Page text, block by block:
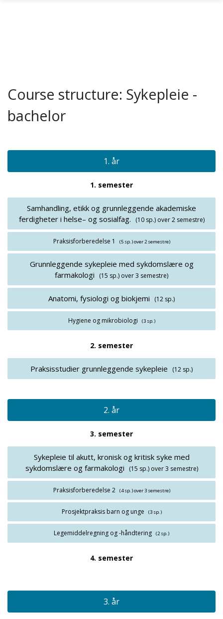
Course structure: Sykepleie -
bachelor
1. år
1. semester
Samhandling, etikk og grunnleggende akademiske
ferdigheter i helse– og sosialfag.
(10 sp.)over 2 semestre)
Praksisforberedelse 1 (5 sp.)over 2 semestre)
Grunnleggende sykepleie med sykdomslære og
farmakologi
(15 sp.) over 3 semestre)
Anatomi, fysiologi og biokjemi (12 sp.)
Hygiene og mikrobiologi (3 sp.)
2. semester
Praksisstudier grunnleggende sykepleie (12 sp.)
2. år
3. semester
Sykepleie til akutt, kronisk og kritisk syke med
sykdomslære og farmakologi
(15 sp.)over 3 semestre)
Praksisforberedelse 2 (4 sp.)over 3 semestre)
Prosjektpraksis barn og unge (3 sp.)
Legemiddelregning og -håndtering (2 sp.)
4. semester
3. år